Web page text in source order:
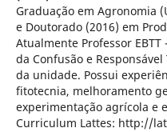
Graduação em Agronomia
e Doutorado (2016) em
Atualmente Professor EBTT
da Confusão e
da unidade. Possui
fitotecnia, melhoramento
experimentação agrícola e
Curriculum Lattes: http://